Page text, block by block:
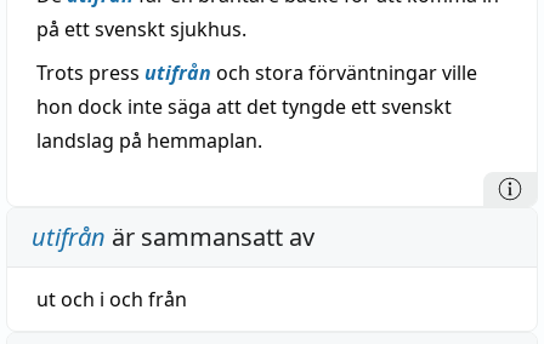
på ett svenskt sjukhus.
Trots press utifrån och stora förväntningar ville
hon dock inte säga att det tyngde ett svenskt
landslag på hemmaplan.
utifrån är sammansatt av
utoch i och från